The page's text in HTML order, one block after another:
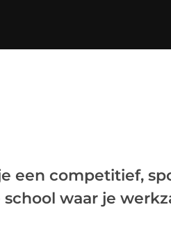
een competitief,
waar je